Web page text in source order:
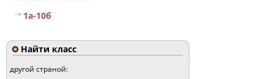
1а-10б
Найти класс
другой страной: